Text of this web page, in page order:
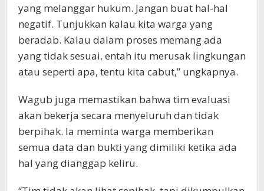
yang melanggar hukum. Jangan buat hal-hal
negatif. Tunjukkan kalau kita warga yang
beradab. Kalau dalam proses memang ada
yang tidak sesuai, entah itu merusak lingkungan
atau seperti apa, tentu kita cabut,” ungkapnya.
Wagub juga memastikan bahwa tim evaluasi
akan bekerja secara menyeluruh dan tidak
berpihak. Ia meminta warga memberikan
semua data dan bukti yang dimiliki ketika ada
hal yang dianggap keliru.